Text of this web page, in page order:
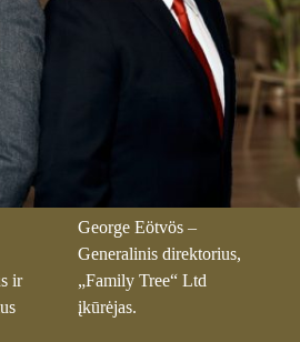
ir
George Eötvös –
Generalinis direktorius,
„Family Tree“ Ltd
įkūrėjas.